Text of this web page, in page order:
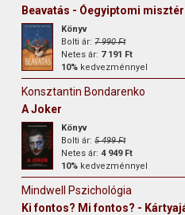
Beavatás - Óegyiptomi
Könyv
Bolti ár:7 990 Ft
Netes ár: 7 191 Ft
10% kedvezménnyel
Konsztantin Bondarenko
A Joker
Könyv
Bolti ár:5 499 Ft
Netes ár:4 949 Ft
10% kedvezménnyel
Mindwell Pszichológia
Ki fontos? Mi fontos? -